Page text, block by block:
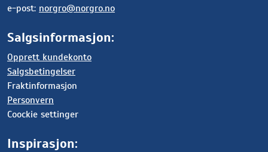
e-post: norgro@norgro.no
Salgsinformasjon:
Opprett kundekonto
Salgsbetingelser
Fraktinformasjon
Personvern
Coockie settinger
Inspirasjon: